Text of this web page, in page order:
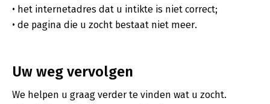
het internetadres dat u intikte is niet correct;
de pagina die u zocht bestaat niet meer.
Uw weg vervolgen
We helpen u graag verder te vinden wat u zocht.